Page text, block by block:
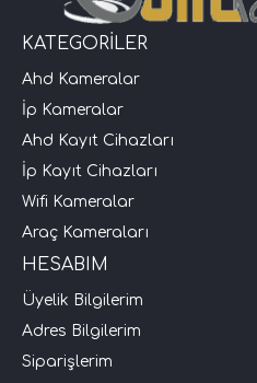
KATEGORİLER
Ahd Kameralar
İp Kameralar
Ahd Kayıt Cihazları
İp Kayıt Cihazları
Wifi Kameralar
Araç Kameraları
HESABIM
Üyelik Bilgilerim
Adres Bilgilerim
Siparişlerim